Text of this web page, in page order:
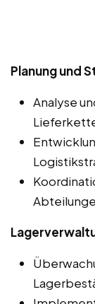
Planung und
Analyse